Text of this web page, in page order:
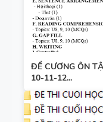
ĐỀ CƯƠNG ÔN
10-11-12...